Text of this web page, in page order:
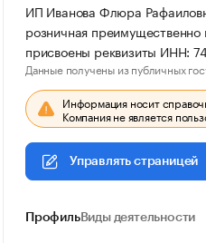
ИП Иванова Флюра
розничная
присвоены реквизиты ИНН:
Данные получены из публичных
Информация носит
Компания не является
Управлять страницей
ПрофильВиды деятельности